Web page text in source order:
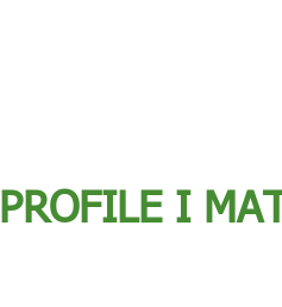
PROFILE I